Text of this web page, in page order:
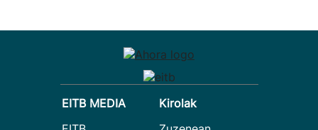
EITB MEDIA
Kirolak